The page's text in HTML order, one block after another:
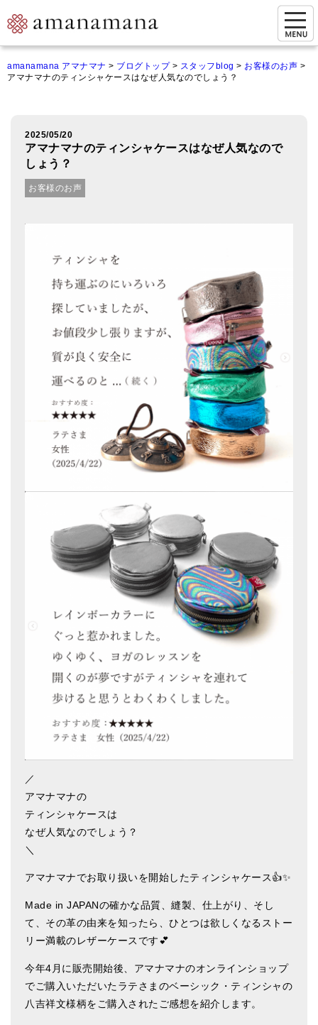
ご来店&購入
オンライン相談&購入
オンラインショップ
カートを見る
商品一覧
新・鍛造スペシャル
マンダラ彫（黒・渋金）
人気の3点セット
特大シンギングボウル・特殊柄
スティック・マレット・リング（台座）
アマナマナのティンシャ
プレミアム・ティンシャ（L・M）
ベーシック・ティンシャ（4種）
ティンシャケース
チベット・真マントラ香
チベット高僧のオラクルカード
シンギングボウル入門本・CD
アウトレット
オリジナルグッズ
神々とつながるジュエリー
ヒーリング・マンダラポスター
ロゴステッカー・ポストカード各種
亡命チベット人尼僧のお守り・チャーム
チベット・マントラ・ヒーリングCD
amanamana アマナマナ > ブログトップ> スタッフblog > お客様のお声 >
アマナマナのティンシャケースはなぜ人気なのでしょう？
2025/05/20
アマナマナのティンシャケースはなぜ人気なので
しょう？
お客様のお声
／
アマナマナの
ティンシャケースは
なぜ人気なのでしょう？
＼
アマナマナでお取り扱いを開始したティンシャケース👍✨
Made in JAPANの確かな品質、縫製、仕上がり、そし
て、その革の由来を知ったら、ひとつは欲しくなるストー
リー満載のレザーケースです💕
今年4月に販売開始後、アマナマナのオンラインショップ
でご購入いただいたラテさまのベーシック・ティンシャの
八吉祥文様柄をご購入されたご感想を紹介します。